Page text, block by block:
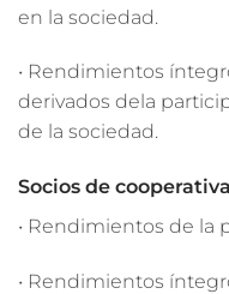
en la sociedad.
• Rendimientos
derivados dela
de la sociedad.
Socios de
• Rendimientos de la
• Rendimientos